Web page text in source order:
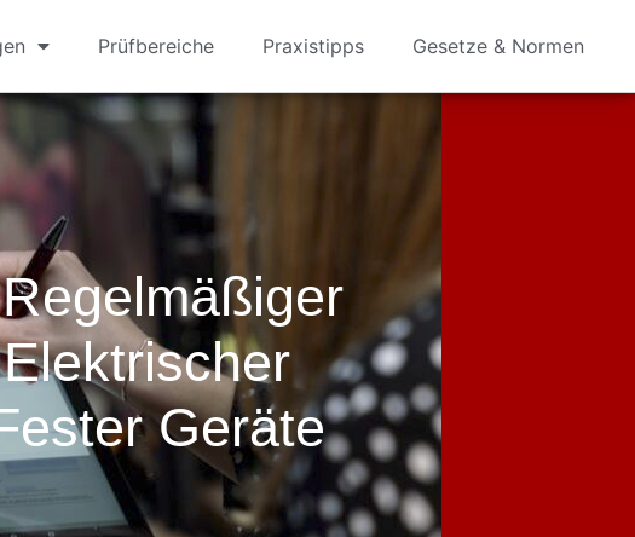
Prüfbereiche Praxistipps Gesetze & Normen
Geräte